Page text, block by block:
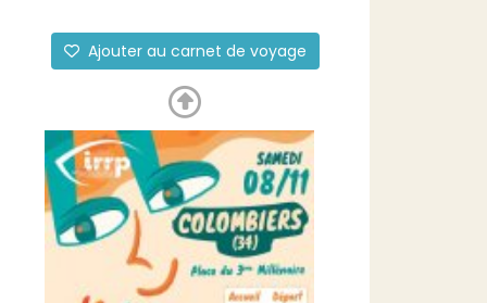
Ajouter au carnet de voyage